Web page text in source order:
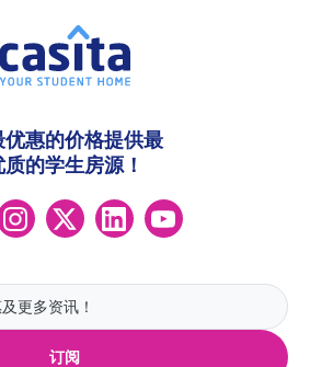
订阅
优惠的价格提供最
的学生房源！